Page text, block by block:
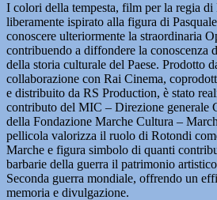
I colori della tempesta, film per la regia
liberamente ispirato alla figura di
conoscere ulteriormente la straordinaria
contribuendo a diffondere la conoscenza
della storia culturale del Paese. Prodotto
collaborazione con Rai Cinema,
e distribuito da RS Production, è stato
contributo del MIC – Direzione generale
della Fondazione Marche Cultura –
pellicola valorizza il ruolo di Rotondi
Marche e figura simbolo di quanti
barbarie della guerra il patrimonio
Seconda guerra mondiale, offrendo un
memoria e divulgazione.